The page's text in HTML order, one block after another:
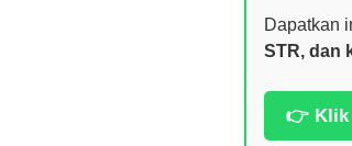
Dapatkan
STR, dan
👉 Klik